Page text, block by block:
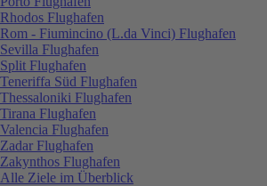
Rhodos Flughafen
Rom - Fiumincino (L.da Vinci) Flughafen
Sevilla Flughafen
Split Flughafen
Teneriffa Süd Flughafen
Thessaloniki Flughafen
Tirana Flughafen
Valencia Flughafen
Zadar Flughafen
Zakynthos Flughafen
Alle Ziele im Überblick